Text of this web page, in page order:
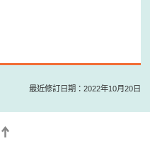
最近修訂日期：2022年10月20日